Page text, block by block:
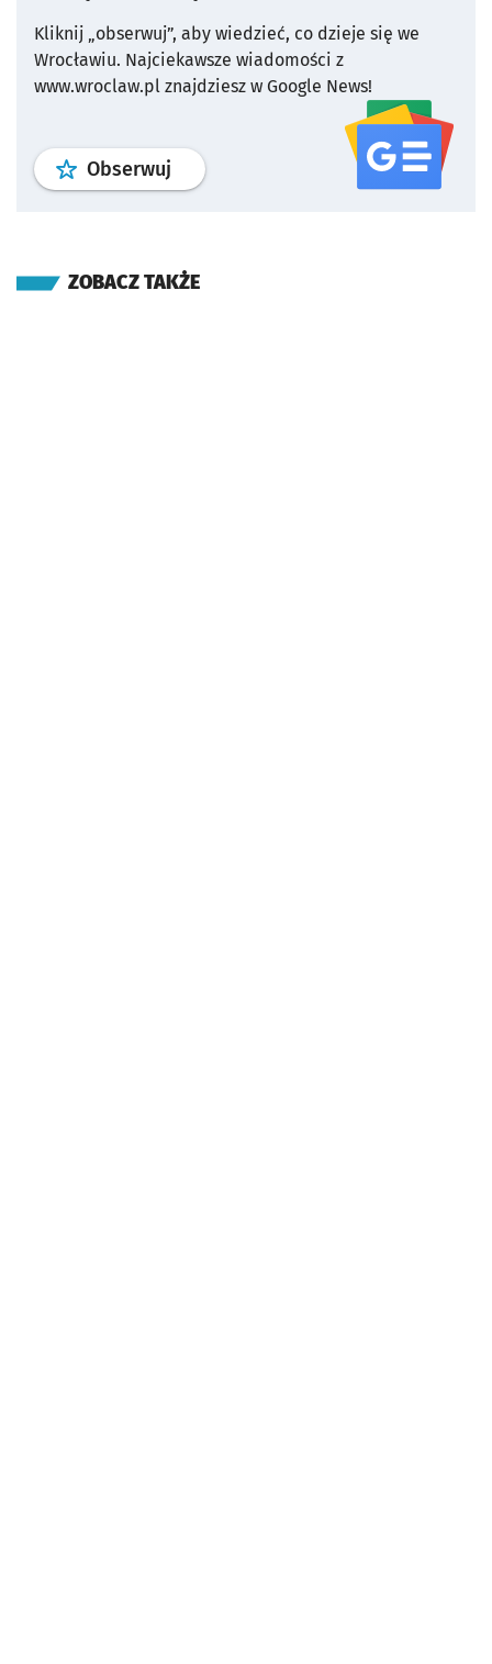
Kliknij „obserwuj”, aby wiedzieć, co dzieje się we
Wrocławiu. Najciekawsze wiadomości z
www.wroclaw.pl znajdziesz w Google News!
Obserwuj profil serwisu
ZOBACZ TAKŻE